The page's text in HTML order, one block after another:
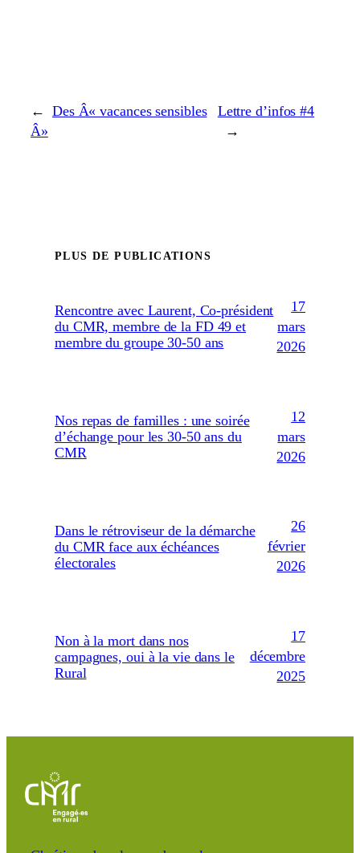
← Des Â« vacances sensibles
Â»
Lettre d’infos #4
→
PLUS DE PUBLICATIONS
Rencontre avec Laurent, Co-président
du CMR, membre de la FD 49 et
membre du groupe 30-50 ans
17
mars
2026
Nos repas de familles : une soirée
d’échange pour les 30-50 ans du
CMR
12
mars
2026
Dans le rétroviseur de la démarche
du CMR face aux échéances
électorales
26
février
2026
Non à la mort dans nos
campagnes, oui à la vie dans le
Rural
17
décembre
2025